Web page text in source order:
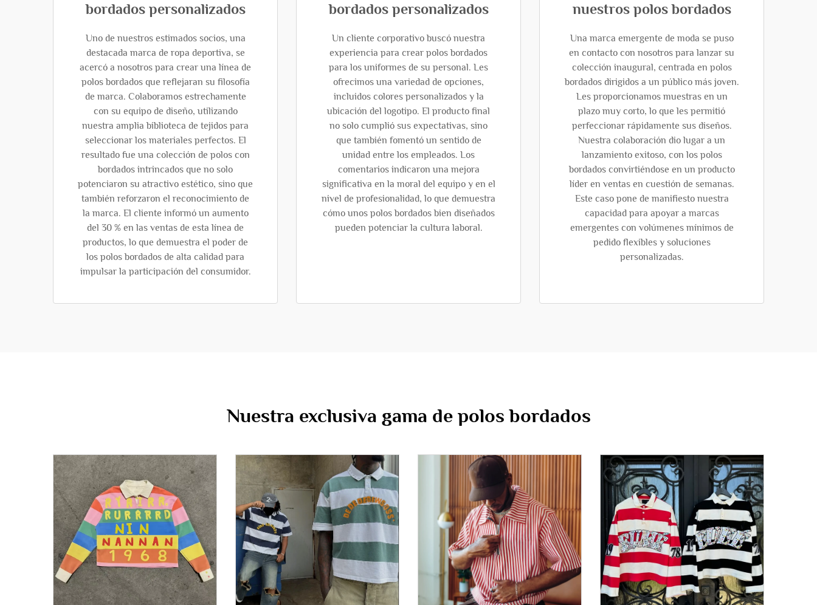
bordados personalizados
Uno de nuestros estimados socios, una
destacada marca de ropa deportiva, se
acercó a nosotros para crear una línea de
polos bordados que reflejaran su filosofía
de marca. Colaboramos estrechamente
con su equipo de diseño, utilizando
nuestra amplia biblioteca de tejidos para
seleccionar los materiales perfectos. El
resultado fue una colección de polos con
bordados intrincados que no solo
potenciaron su atractivo estético, sino que
también reforzaron el reconocimiento de
la marca. El cliente informó un aumento
del 30 % en las ventas de esta línea de
productos, lo que demuestra el poder de
los polos bordados de alta calidad para
impulsar la participación del consumidor.
bordados personalizados
Un cliente corporativo buscó nuestra
experiencia para crear polos bordados
para los uniformes de su personal. Les
ofrecimos una variedad de opciones,
incluidos colores personalizados y la
ubicación del logotipo. El producto final
no solo cumplió sus expectativas, sino
que también fomentó un sentido de
unidad entre los empleados. Los
comentarios indicaron una mejora
significativa en la moral del equipo y en el
nivel de profesionalidad, lo que demuestra
cómo unos polos bordados bien diseñados
pueden potenciar la cultura laboral.
nuestros polos bordados
Una marca emergente de moda se puso
en contacto con nosotros para lanzar su
colección inaugural, centrada en polos
bordados dirigidos a un público más joven.
Les proporcionamos muestras en un
plazo muy corto, lo que les permitió
perfeccionar rápidamente sus diseños.
Nuestra colaboración dio lugar a un
lanzamiento exitoso, con los polos
bordados convirtiéndose en un producto
líder en ventas en cuestión de semanas.
Este caso pone de manifiesto nuestra
capacidad para apoyar a marcas
emergentes con volúmenes mínimos de
pedido flexibles y soluciones
personalizadas.
Nuestra exclusiva gama de polos bordados